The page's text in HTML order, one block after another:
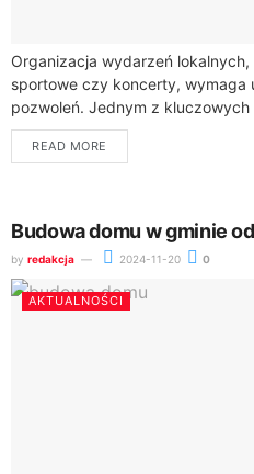
Organizacja wydarzeń
sportowe czy koncerty, wymaga
pozwoleń. Jednym z kluczowych
zezwolenie na organizację
należy...
READ MORE
Budowa domu w gminie
by redakcja 2024-11-20 0
AKTUALNOŚCI